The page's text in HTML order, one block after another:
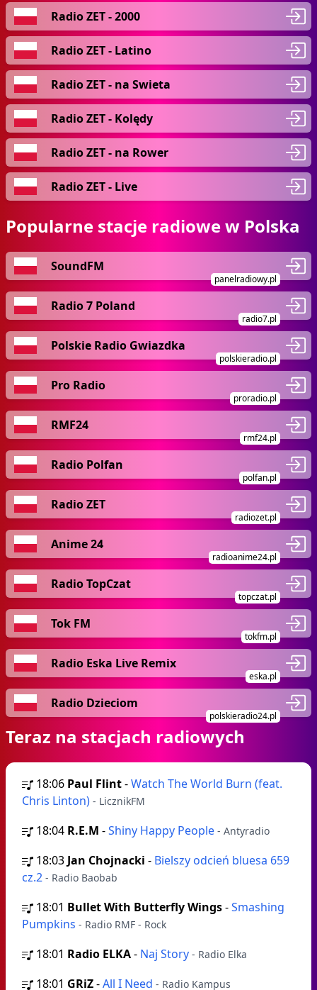
Radio ZET - 2000
Radio ZET - Latino
Radio ZET - na Swieta
Radio ZET - Kolędy
Radio ZET - na Rower
Radio ZET - Live
Popularne stacje radiowe w Polska
SoundFM
panelradiowy.pl
Radio 7 Poland
radio7.pl
Polskie Radio Gwiazdka
polskieradio.pl
Pro Radio
proradio.pl
RMF24
rmf24.pl
Radio Polfan
polfan.pl
Radio ZET
radiozet.pl
Anime 24
radioanime24.pl
Radio TopCzat
topczat.pl
Tok FM
tokfm.pl
Radio Eska Live Remix
eska.pl
Radio Dzieciom
polskieradio24.pl
Teraz na stacjach radiowych
18:06 Paul Flint-Watch The World Burn (feat.
Chris Linton) - LicznikFM
18:04 R.E.M -Shiny Happy People - Antyradio
18:03 Jan Chojnacki - Bielszy odcień bluesa 659
cz.2 - Radio Baobab
18:01 Bullet With Butterfly Wings-Smashing
Pumpkins - Radio RMF - Rock
18:01 Radio ELKA- Naj Story - Radio Elka
18:01 GRiZ-All I Need - Radio Kampus